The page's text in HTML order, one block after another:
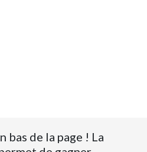
bas de la page ! La